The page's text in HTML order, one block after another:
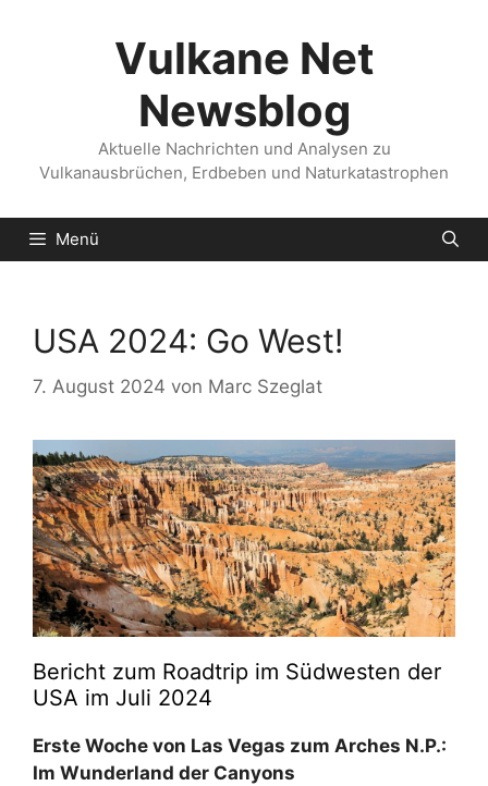
Vulkane Net
Newsblog
Aktuelle Nachrichten und Analysen zu
Vulkanausbrüchen, Erdbeben und Naturkatastrophen
Menü
USA 2024: Go West!
7. August 2024 von Marc Szeglat
Bericht zum Roadtrip im Südwesten der
USA im Juli 2024
Erste Woche von Las Vegas zum Arches N.P.:
Im Wunderland der Canyons